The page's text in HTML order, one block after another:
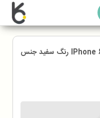
قاب گوشی موبایل PISC_ مدل IPhone 6 s رنگ سفید جنس